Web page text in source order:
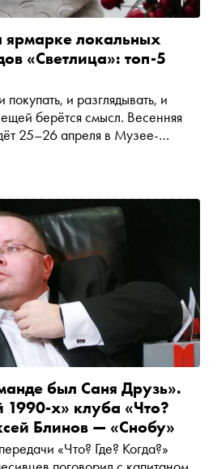
ярмарке локальных
«Светлица»: топ-5
берётся смысл. Весенняя
25–26 апреля в Музее-
музейной витриной и снова
брендов, лекции,
аукцион «Живая
эксперт в области локальной
основатель проекта о русской
Валерия Оганова — о
обратить особое внимание
был Саня Друзь».
1990-х» клуба «Что?
Блинов — «Снобу»
«Что? Где? Когда?»